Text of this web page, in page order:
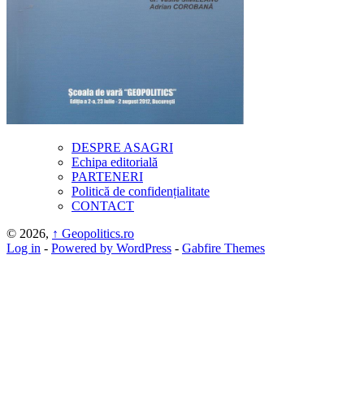
DESPRE ASAGRI
Echipa editorială
PARTENERI
Politică de confidențialitate
CONTACT
© 2026, ↑ Geopolitics.ro
Log in - Powered by WordPress - Gabfire Themes